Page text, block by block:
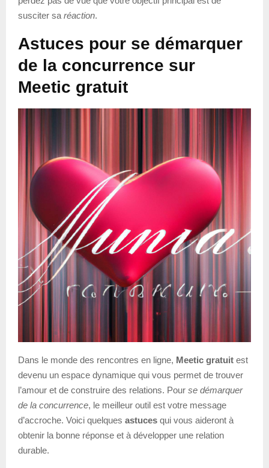
susciter sa réaction.
Astuces pour se démarquer
de la concurrence sur
Meetic gratuit
Dans le monde des rencontres en ligne, Meetic gratuit est
devenu un espace dynamique qui vous permet de trouver
l’amour et de construire des relations. Pour se démarquer
de la concurrence, le meilleur outil est votre message
d’accroche. Voici quelques astuces qui vous aideront à
obtenir la bonne réponse et à développer une relation
durable.